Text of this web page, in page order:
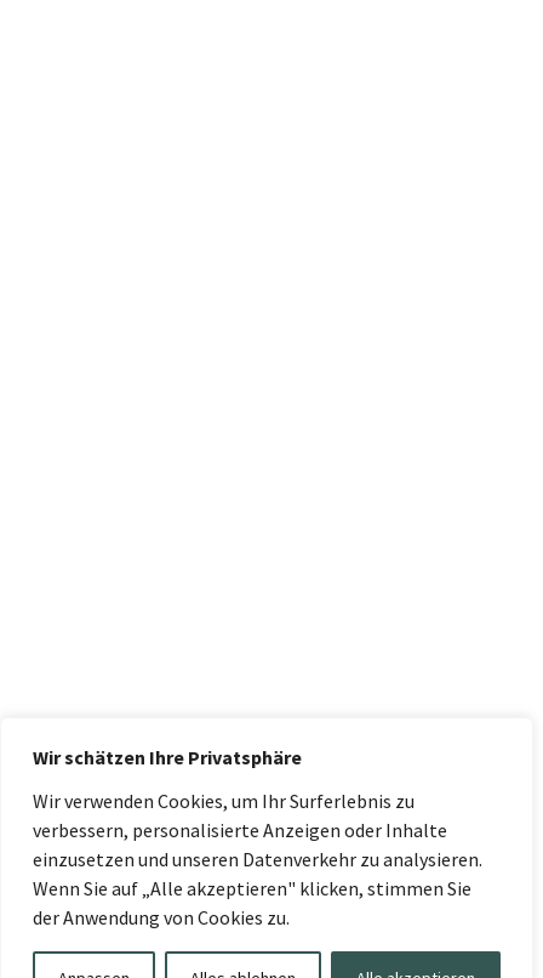
Wir schätzen Ihre Privatsphäre
Wir verwenden Cookies, um Ihr Surferlebnis zu
verbessern, personalisierte Anzeigen oder Inhalte
einzusetzen und unseren Datenverkehr zu analysieren.
Wenn Sie auf „Alle akzeptieren" klicken, stimmen Sie
der Anwendung von Cookies zu.